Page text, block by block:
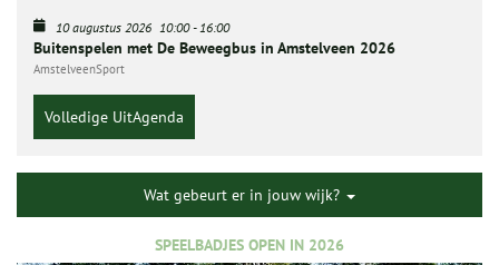
10 augustus 2026 10:00-16:00
Buitenspelen met De Beweegbus in Amstelveen 2026
AmstelveenSport
Volledige UitAgenda
Wat gebeurt er in jouw wijk?
SPEELBADJES OPEN IN 2026